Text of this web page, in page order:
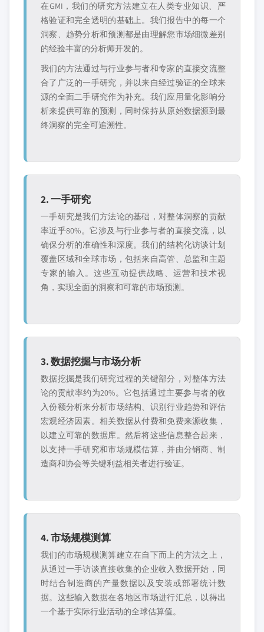
在GMI，我们的研究方法建立在人类专业知识、严
格验证和完全透明的基础上。我们报告中的每一个
洞察、趋势分析和预测都是由理解您市场细微差别
的经验丰富的分析师开发的。
我们的方法通过与行业参与者和专家的直接交流整
合了广泛的一手研究，并以来自经过验证的全球来
源的全面二手研究作为补充。我们应用量化影响分
析来提供可靠的预测，同时保持从原始数据源到最
终洞察的完全可追溯性。
2. 一手研究
一手研究是我们方法论的基础，对整体洞察的贡献
率近乎80%。它涉及与行业参与者的直接交流，以
确保分析的准确性和深度。我们的结构化访谈计划
覆盖区域和全球市场，包括来自高管、总监和主题
专家的输入。这些互动提供战略、运营和技术视
角，实现全面的洞察和可靠的市场预测。
3. 数据挖掘与市场分析
数据挖掘是我们研究过程的关键部分，对整体方法
论的贡献率约为20%。它包括通过主要参与者的收
入份额分析来分析市场结构、识别行业趋势和评估
宏观经济因素。相关数据从付费和免费来源收集，
以建立可靠的数据库。然后将这些信息整合起来，
以支持一手研究和市场规模估算，并由分销商、制
造商和协会等关键利益相关者进行验证。
4. 市场规模测算
我们的市场规模测算建立在自下而上的方法之上，
从通过一手访谈直接收集的企业收入数据开始，同
时结合制造商的产量数据以及安装或部署统计数
据。这些输入数据在各地区市场进行汇总，以得出
一个基于实际行业活动的全球估算值。